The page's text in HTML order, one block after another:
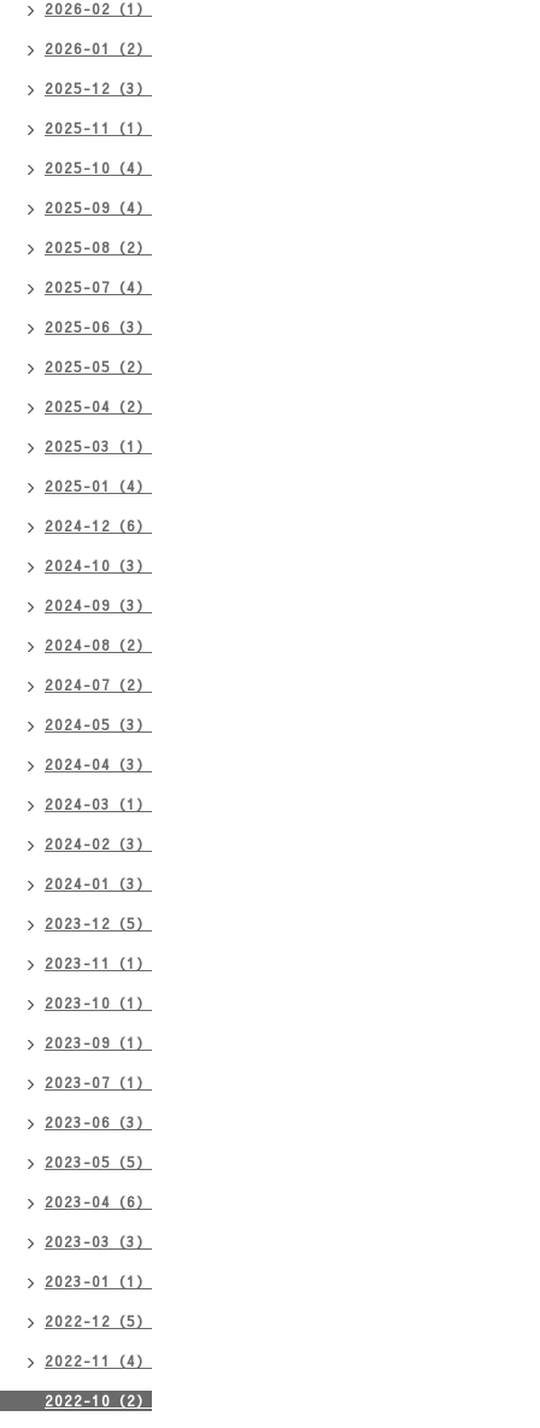
2026-02（1）
2026-01（2）
2025-12（3）
2025-11（1）
2025-10（4）
2025-09（4）
2025-08（2）
2025-07（4）
2025-06（3）
2025-05（2）
2025-04（2）
2025-03（1）
2025-01（4）
2024-12（6）
2024-10（3）
2024-09（3）
2024-08（2）
2024-07（2）
2024-05（3）
2024-04（3）
2024-03（1）
2024-02（3）
2024-01（3）
2023-12（5）
2023-11（1）
2023-10（1）
2023-09（1）
2023-07（1）
2023-06（3）
2023-05（5）
2023-04（6）
2023-03（3）
2023-01（1）
2022-12（5）
2022-11（4）
2022-10（2）